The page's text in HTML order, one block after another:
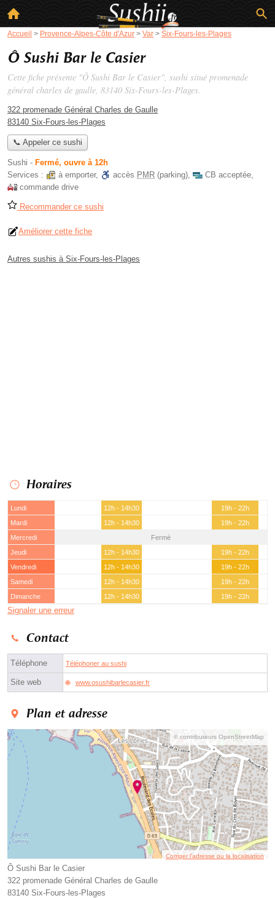
Accueil > Provence-Alpes-Côte d'Azur > Var > Six-Fours-les-Plages
Ô Sushi Bar le Casier
Cette fiche présente "Ô Sushi Bar le Casier", sushi situé promenade
général charles de gaulle, 83140 Six-Fours-les-Plages.
322 promenade Général Charles de Gaulle
83140 Six-Fours-les-Plages
📞 Appeler ce sushi
Sushi - Fermé, ouvre à 12h
Services :
à emporter, accès PMR (parking), CB acceptée,
commande drive
Recommander ce sushi
Améliorer cette fiche
Autres sushis à Six-Fours-les-Plages
Horaires
Lundi 12h - 14h30
19h - 22h
Mardi
12h - 14h30
19h - 22h
Mercredi
Fermé
Jeudi
12h - 14h30
19h - 22h
Vendredi
12h - 14h30
19h - 22h
Samedi
12h - 14h30
19h - 22h
Dimanche
12h - 14h30 19h - 22h
Signaler une erreur
Contact
Téléphone Téléphoner au sushi
Site web www.osushibarlecasier.fr
Plan et adresse
© contributeurs OpenStreetMap
Corriger l’adresse ou la localisation
Ô Sushi Bar le Casier
322 promenade Général Charles de Gaulle
83140 Six-Fours-les-Plages